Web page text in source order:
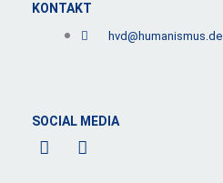
KONTAKT
hvd@humanismus.de
SOCIAL MEDIA
F
a
L
i